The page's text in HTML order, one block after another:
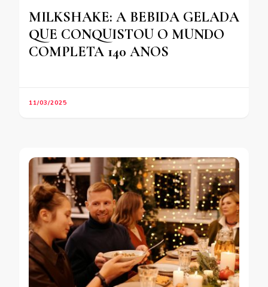
MILKSHAKE: A BEBIDA GELADA
QUE CONQUISTOU O MUNDO
COMPLETA 140 ANOS
11/03/2025